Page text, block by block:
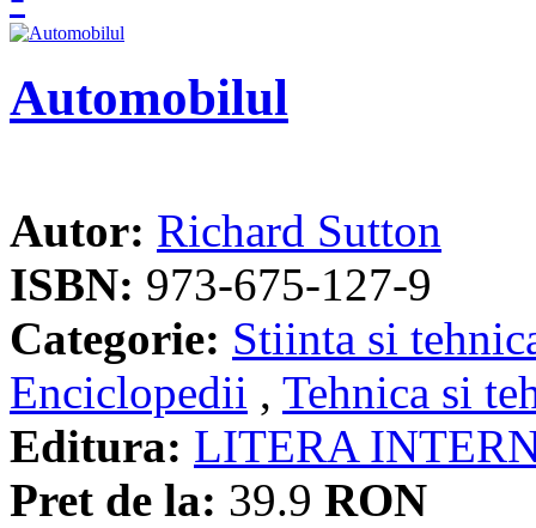
Automobilul
Autor: Richard Sutton
ISBN: 973-675-127-9
Categorie: Stiinta si
Enciclopedii , Tehnica si
Editura: LITERA
Pret de la: 39.9 RON